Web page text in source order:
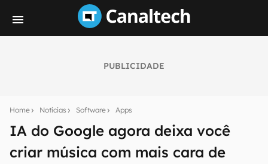
PUBLICIDADE
Home Notícias Software Apps
IA do Google agora deixa você
criar música com mais cara de
notícias e reviews sobre tecnologia em primeira
mão.
E-mail